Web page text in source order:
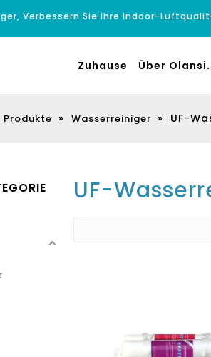
Verbessern Sie Ihre Indoor-
Zuhause Über Olansi.
Produkte » Wasserreiniger » UF-
UF-